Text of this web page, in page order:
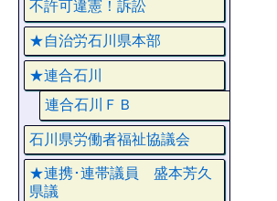
不許可違憲！訴訟
★自治労石川県本部
★連合石川
連合石川ＦＢ
石川県労働者福祉協議会
★連携･連帯議員 盛本芳久
県議